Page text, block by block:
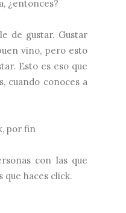
¿entonces?
de gustar. Gustar
vino, pero esto
Esto es eso que
cuando conoces a
por fin
con las que
que haces click.